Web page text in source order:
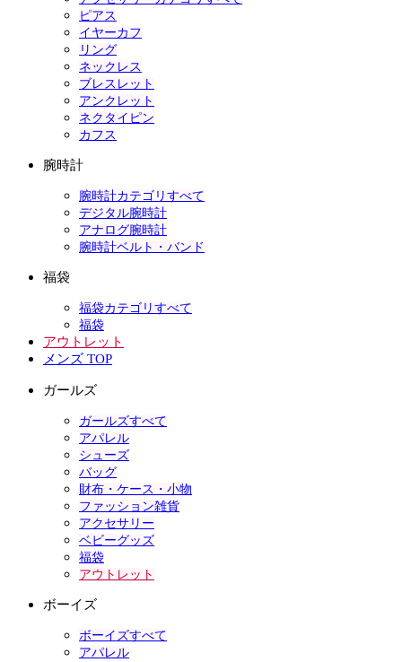
ピアス
イヤーカフ
リング
ネックレス
ブレスレット
アンクレット
ネクタイピン
カフス
腕時計
腕時計カテゴリすべて
デジタル腕時計
アナログ腕時計
腕時計ベルト・バンド
福袋
福袋カテゴリすべて
福袋
アウトレット
メンズ TOP
ガールズ
ガールズすべて
アパレル
シューズ
バッグ
財布・ケース・小物
ファッション雑貨
アクセサリー
ベビーグッズ
福袋
アウトレット
ボーイズ
ボーイズすべて
アパレル